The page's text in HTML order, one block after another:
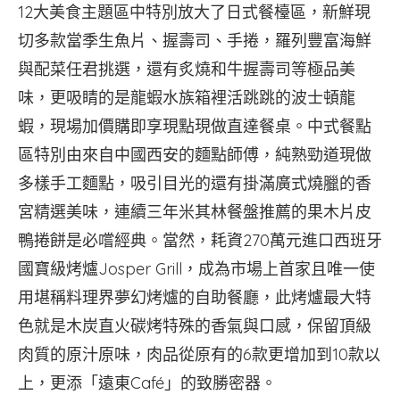
12大美食主題區中特別放大了日式餐檯區，新鮮現
切多款當季生魚片、握壽司、手捲，羅列豐富海鮮
與配菜任君挑選，還有炙燒和牛握壽司等極品美
味，更吸睛的是龍蝦水族箱裡活跳跳的波士頓龍
蝦，現場加價購即享現點現做直達餐桌。中式餐點
區特別由來自中國西安的麵點師傅，純熟勁道現做
多樣手工麵點，吸引目光的還有掛滿廣式燒臘的香
宮精選美味，連續三年米其林餐盤推薦的果木片皮
鴨捲餅是必嚐經典。當然，耗資270萬元進口西班牙
國寶級烤爐Josper Grill，成為市場上首家且唯一使
用堪稱料理界夢幻烤爐的自助餐廳，此烤爐最大特
色就是木炭直火碳烤特殊的香氣與口感，保留頂級
肉質的原汁原味，肉品從原有的6款更增加到10款以
上，更添「遠東Café」的致勝密器。